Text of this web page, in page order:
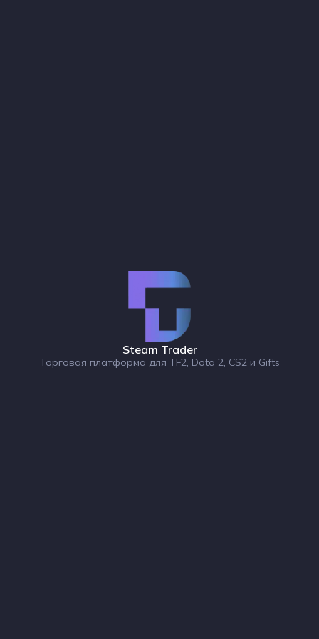
Steam Trader
Торговая платформа для TF2, Dota 2, CS2 и Gifts